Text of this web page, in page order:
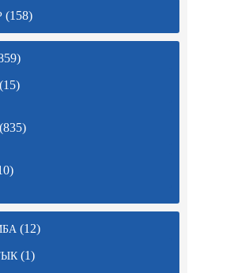
(158)
(15)
(835)
(12)
(1)